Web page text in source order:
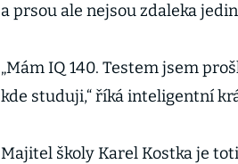
a prsou ale nejsou zdaleka
„Mám IQ 140. Testem jsem
kde studuji,“ říká inteligentní
Majitel školy Karel Kostka je